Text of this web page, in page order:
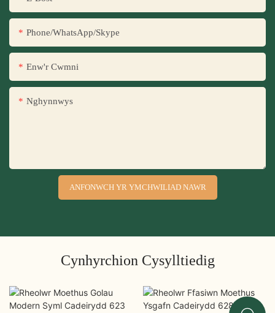
Phone/WhatsApp/Skype
Enw'r Cwmni
Nghynnwys
ANFONWCH YR YMCHWILIAD NAWR
Cynhyrchion Cysylltiedig